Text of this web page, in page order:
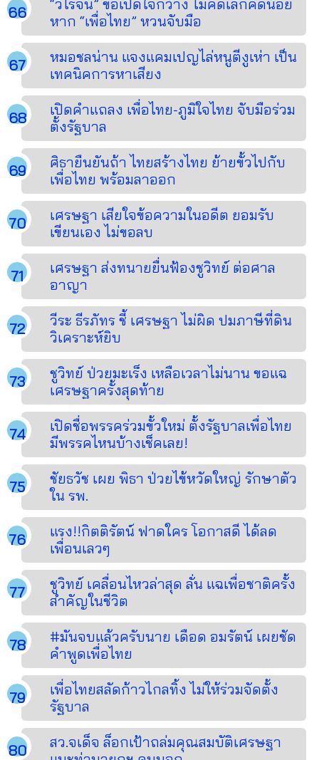
“วิโรจน์” ขอเปิดใจกว้าง ไม่คิดเล็กคิดน้อย
หาก “เพื่อไทย” หวนจับมือ
หมอชลน่าน แจงแคมเปญไล่หนูตีงูเห่า เป็น
เทคนิคการหาเสียง
เปิดคำแถลง เพื่อไทย-ภูมิใจไทย จับมือร่วม
ตั้งรัฐบาล
ศิธายืนยันถ้า ไทยสร้างไทย ย้ายขั้วไปกับ
เพื่อไทย พร้อมลาออก
เศรษฐา เสียใจข้อความในอดีต ยอมรับ
เขียนเอง ไม่ขอลบ
เศรษฐา ส่งทนายยื่นฟ้องชูวิทย์ ต่อศาล
อาญา
วีระ ธีรภัทร ชี้ เศรษฐา ไม่ผิด ปมภาษีที่ดิน
วิเคราะห์ยิบ
ชูวิทย์ ป่วยมะเร็ง เหลือเวลาไม่นาน ขอแฉ
เศรษฐาครั้งสุดท้าย
เปิดชื่อพรรคร่วมขั้วใหม่ ตั้งรัฐบาลเพื่อไทย
มีพรรคไหนบ้างเช็คเลย!
ชัยธวัช เผย พิธา ป่วยไข้หวัดใหญ่ รักษาตัว
ใน รพ.
แรง!!กิตติรัตน์ ฟาดใคร โอกาสดี ได้ลด
เพื่อนเลวๆ
ชูวิทย์ เคลื่อนไหวล่าสุด ลั่น แฉเพื่อชาติครั้ง
สำคัญในชีวิต
#มันจบแล้วครับนาย เดือด อมรัตน์ เผยชัด
คำพูดเพื่อไทย
เพื่อไทยสลัดก้าวไกลทิ้ง ไม่ให้ร่วมจัดตั้ง
รัฐบาล
สว.จเด็จ ล็อกเป้าถล่มคุณสมบัติเศรษฐา